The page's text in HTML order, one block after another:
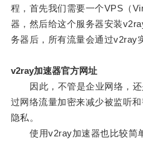
程，首先我们需要一个VPS（
器，然后给这个服务器安装
务器后，所有流量会通过v2ray
v2ray加速器官方网址
因此，不管是企业网络，还
过网络流量加密来减少被监听
隐私。
使用v2ray加速器也比较简